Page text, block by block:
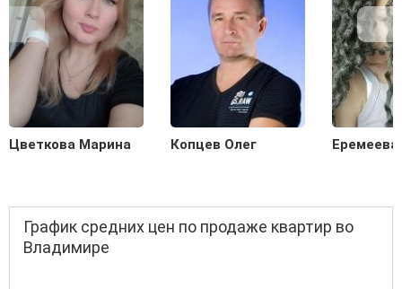
Цветкова Марина Копцев Олег Еремеева
График средних цен по продаже квартир во
Владимире